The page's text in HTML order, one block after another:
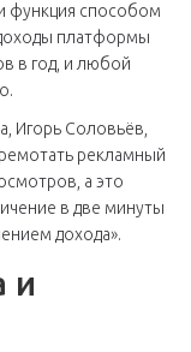
функция способом
платформы
в год, и любой
Игорь Соловьёв,
рекламный
а это
в две минуты
дохода».
и